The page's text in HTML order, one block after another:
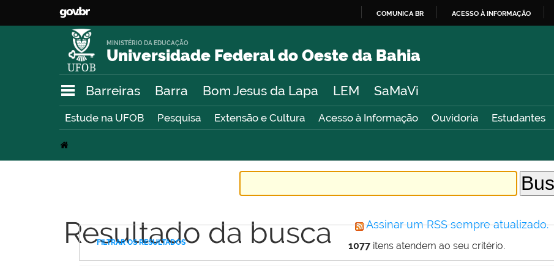
O
COMUNICA BR ACESSO À INFORMAÇÃO
Universidade Federal do Oeste da Bahia
MINISTÉRIO DA EDUCAÇÃO
Barreiras Barra Bom Jesus da Lapa LEM SaMaVi
Estude na UFOB Pesquisa Extensão e Cultura Acesso à Informação Ouvidoria Estudantes
Resultado da busca Assinar um RSS sempre atualizado.
1077 itens atendem ao seu critério.
FILTRAR OS RESULTADOS